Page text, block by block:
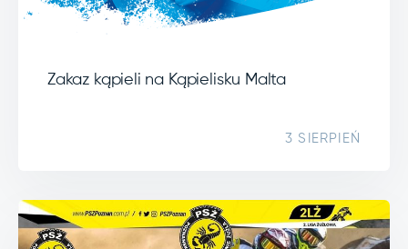
Zakaz kąpieli na Kąpielisku Malta
3 SIERPIEŃ